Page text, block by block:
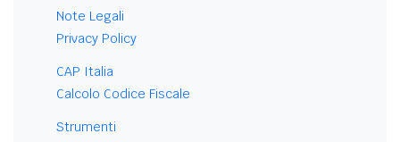
Note Legali
Privacy Policy
CAP Italia
Calcolo Codice Fiscale
Strumenti